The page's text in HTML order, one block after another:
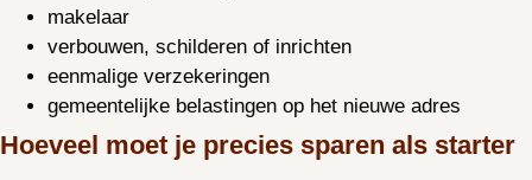
makelaar
verbouwen, schilderen of inrichten
eenmalige verzekeringen
gemeentelijke belastingen op het nieuwe adres
Hoeveel moet je precies sparen als starter